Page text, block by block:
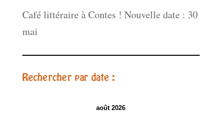
Café littéraire à Contes ! Nouvelle date : 30
mai
Rechercher par date :
août 2026